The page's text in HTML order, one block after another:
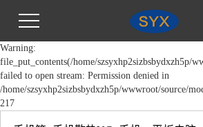
Warning:
file_put_contents(/home/szsyxhp2sizbsbydxzh5p/
failed to open stream: Permission denied in
/home/szsyxhp2sizbsbydxzh5p/wwwroot/source/
217